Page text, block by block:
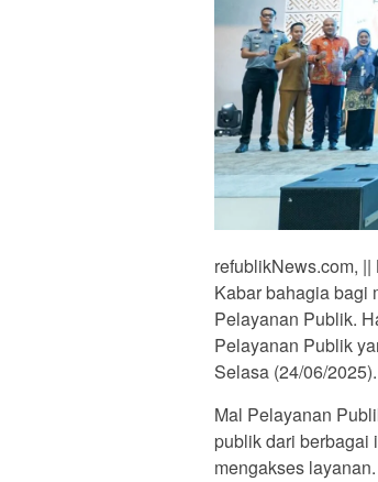
refublikNews.com, ||
Kabar bahagia bagi
Pelayanan Publik.
Pelayanan Publik
Selasa (24/06/2025).
Mal Pelayanan
publik dari berbagai
mengakses layanan.